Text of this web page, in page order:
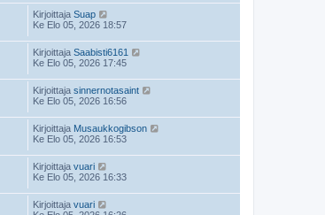
Kirjoittaja Suap
Ke Elo 05, 2026 18:57
Kirjoittaja Saabisti6161
Ke Elo 05, 2026 17:45
Kirjoittaja sinnernotasaint
Ke Elo 05, 2026 16:56
Kirjoittaja Musaukkogibson
Ke Elo 05, 2026 16:53
Kirjoittaja vuari
Ke Elo 05, 2026 16:33
Kirjoittaja vuari